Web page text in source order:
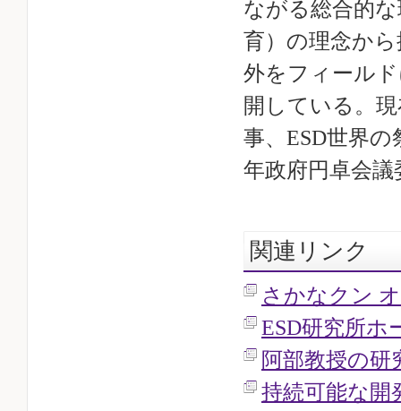
ながる総合的
育）の理念か
外をフィール
開している。
事、ESD世界
年政府円卓会
関連リンク
さかなクン
ESD研究所ホ
阿部教授の研
持続可能な開